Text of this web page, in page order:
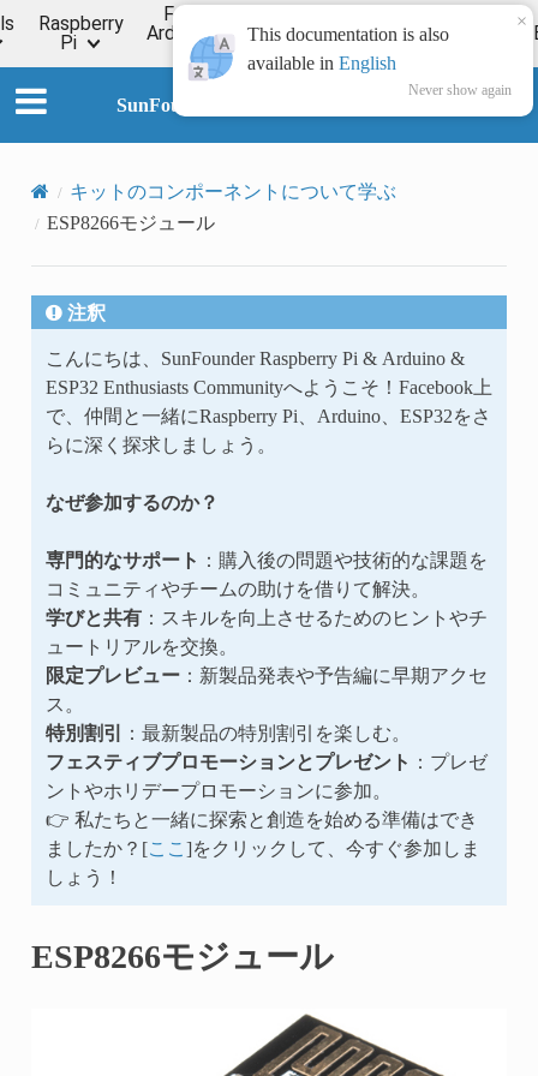
Raspberry
Pi
For
Arduino
ESP32
Online
Tutorial
Forum
SunFounder Universal Maker Sensor Kit
キットのコンポーネントについて学ぶ
ESP8266モジュール
注釈
こんにちは、SunFounder Raspberry Pi & Arduino &
ESP32 Enthusiasts Communityへようこそ！Facebook上
で、仲間と一緒にRaspberry Pi、Arduino、ESP32をさ
らに深く探求しましょう。
なぜ参加するのか？
専門的なサポート
：購入後の問題や技術的な課題を
コミュニティやチームの助けを借りて解決。
学びと共有：スキルを向上させるためのヒントやチ
ュートリアルを交換。
限定プレビュー：新製品発表や予告編に早期アクセ
ス。
特別割引
：最新製品の特別割引を楽しむ。
フェスティブプロモーションとプレゼント
：プレゼ
ントやホリデープロモーションに参加。
👉 私たちと一緒に探索と創造を始める準備はでき
ましたか？[ここ ]をクリックして、今すぐ参加しま
しょう！
ESP8266モジュール
This documentation is also
available in English
Never show again
×